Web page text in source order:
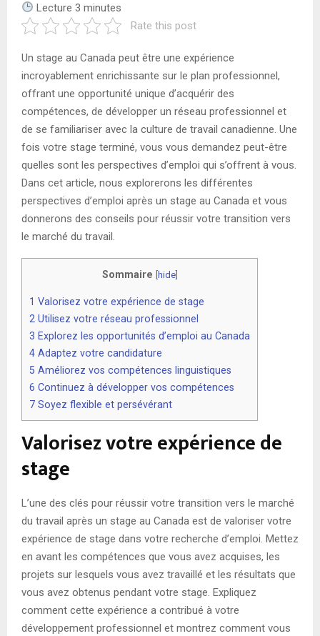
Lecture 3 minutes
Rate this post
Un stage au Canada peut être une expérience
incroyablement enrichissante sur le plan professionnel,
offrant une opportunité unique d’acquérir des
compétences, de développer un réseau professionnel et
de se familiariser avec la culture de travail canadienne. Une
fois votre stage terminé, vous vous demandez peut-être
quelles sont les perspectives d’emploi qui s’offrent à vous.
Dans cet article, nous explorerons les différentes
perspectives d’emploi après un stage au Canada et vous
donnerons des conseils pour réussir votre transition vers
le marché du travail.
Sommaire hide]
1 Valorisez votre expérience de stage
2 Utilisez votre réseau professionnel
3 Explorez les opportunités d’emploi au Canada
4 Adaptez votre candidature
5 Améliorez vos compétences linguistiques
6 Continuez à développer vos compétences
7 Soyez flexible et persévérant
Valorisez votre expérience de
stage
L’une des clés pour réussir votre transition vers le marché
du travail après un stage au Canada est de valoriser votre
expérience de stage dans votre recherche d’emploi. Mettez
en avant les compétences que vous avez acquises, les
projets sur lesquels vous avez travaillé et les résultats que
vous avez obtenus pendant votre stage. Expliquez
comment cette expérience a contribué à votre
développement professionnel et montrez comment vous